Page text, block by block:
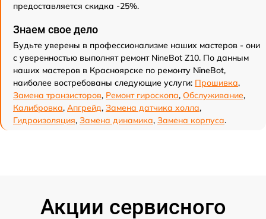
предоставляется скидка -25%.
Знаем свое дело
Будьте уверены в профессионализме наших мастеров - они
с уверенностью выполнят ремонт NineBot Z10. По данным
наших мастеров в Красноярске по ремонту NineBot,
наиболее востребованы следующие услуги: Прошивка,
Замена транзисторов, Ремонт гироскопа, Обслуживание,
Калибровка, Апгрейд, Замена датчика холла,
Гидроизоляция, Замена динамика, Замена корпуса.
Акции сервисного